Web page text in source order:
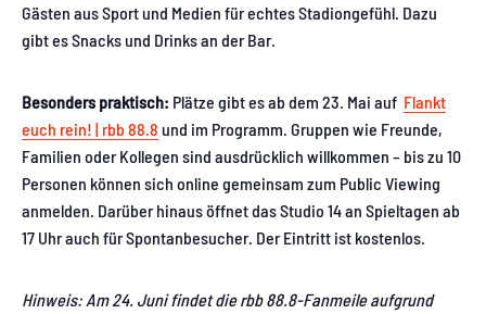
Gästen aus Sport und Medien für echtes Stadiongefühl. Dazu
gibt es Snacks und Drinks an der Bar.
Besonders praktisch: Plätze gibt es ab dem 23. Mai auf Flankt
euch rein! | rbb 88.8 und im Programm. Gruppen wie Freunde,
Familien oder Kollegen sind ausdrücklich willkommen – bis zu 10
Personen können sich online gemeinsam zum Public Viewing
anmelden. Darüber hinaus öffnet das Studio 14 an Spieltagen ab
17 Uhr auch für Spontanbesucher. Der Eintritt ist kostenlos.
Hinweis: Am 24. Juni findet die rbb 88.8-Fanmeile aufgrund